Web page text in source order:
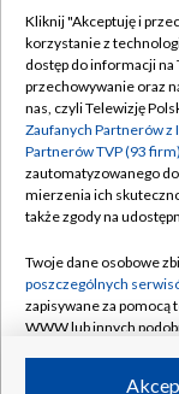
Abonament TVP
Emisja w TVP
Centrum
Naziemna
Rada
System NOS
Informacje o
Kliknij "Akceptuję i
korzystanie z
dostęp do informacji
przechowywanie oraz
nas, czyli Telewizję
Zaufanych Partnerów z
Partnerów TVP (93 firm)
zautomatyzowanego
mierzenia ich
także zgody na
Twoje dane osobowe
poszczególnych
zapisywane za pomocą
WWW lub innych